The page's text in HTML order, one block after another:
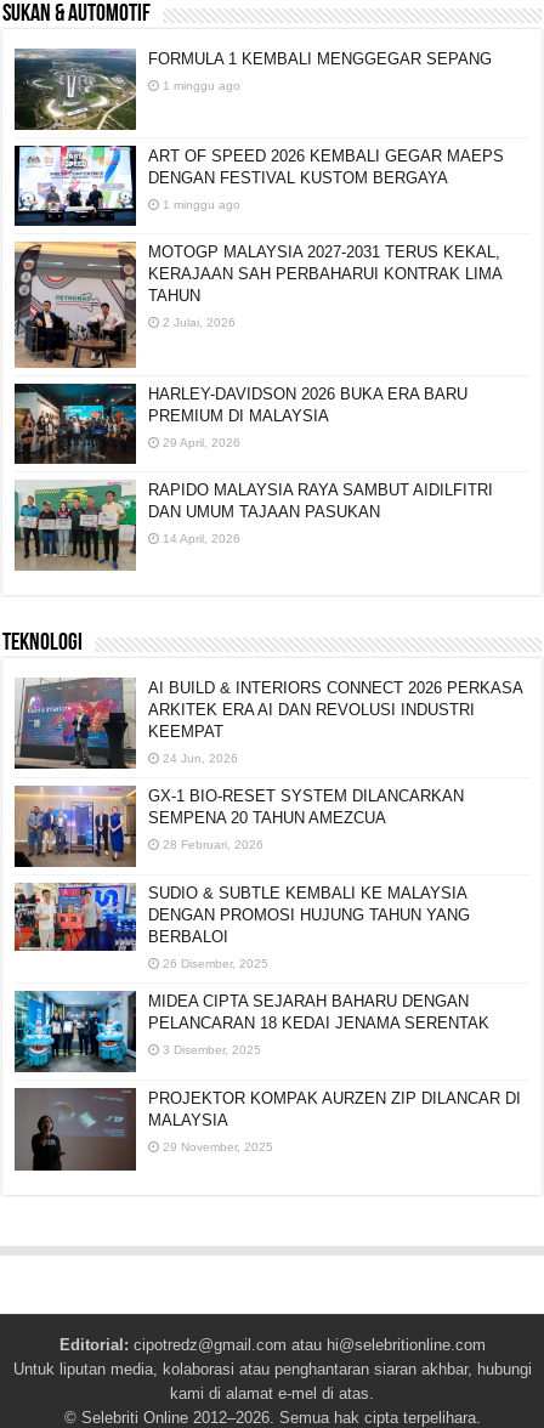
SUKAN & AUTOMOTIF
FORMULA 1 KEMBALI MENGGEGAR SEPANG
1 minggu ago
ART OF SPEED 2026 KEMBALI GEGAR MAEPS
DENGAN FESTIVAL KUSTOM BERGAYA
1 minggu ago
MOTOGP MALAYSIA 2027-2031 TERUS KEKAL,
KERAJAAN SAH PERBAHARUI KONTRAK LIMA
TAHUN
2 Julai, 2026
HARLEY-DAVIDSON 2026 BUKA ERA BARU
PREMIUM DI MALAYSIA
29 April, 2026
RAPIDO MALAYSIA RAYA SAMBUT AIDILFITRI
DAN UMUM TAJAAN PASUKAN
14 April, 2026
TEKNOLOGI
AI BUILD & INTERIORS CONNECT 2026 PERKASA
ARKITEK ERA AI DAN REVOLUSI INDUSTRI
KEEMPAT
24 Jun, 2026
GX-1 BIO-RESET SYSTEM DILANCARKAN
SEMPENA 20 TAHUN AMEZCUA
28 Februari, 2026
SUDIO & SUBTLE KEMBALI KE MALAYSIA
DENGAN PROMOSI HUJUNG TAHUN YANG
BERBALOI
26 Disember, 2025
MIDEA CIPTA SEJARAH BAHARU DENGAN
PELANCARAN 18 KEDAI JENAMA SERENTAK
3 Disember, 2025
PROJEKTOR KOMPAK AURZEN ZIP DILANCAR DI
MALAYSIA
29 November, 2025
Editorial: cipotredz@gmail.com atau hi@selebritionline.com
Untuk liputan media, kolaborasi atau penghantaran siaran akhbar, hubungi
kami di alamat e-mel di atas.
© Selebriti Online 2012–2026. Semua hak cipta terpelihara.